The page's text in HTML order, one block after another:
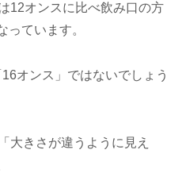
12オンスに比べ飲み口の方
っています。
オンス」ではないでしょう
大きさが違うように見え